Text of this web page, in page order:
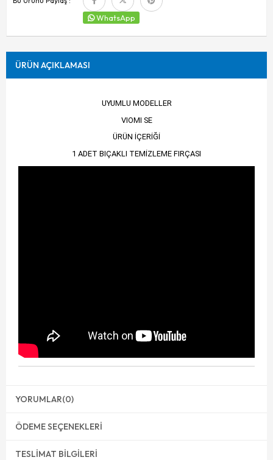
WhatsApp
ÜRÜN AÇIKLAMASI
UYUMLU MODELLER
VIOMI SE
ÜRÜN İÇERİĞİ
1 ADET BIÇAKLI TEMİZLEME FIRÇASI
YORUMLAR(0)
ÖDEME SEÇENEKLERI
TESLIMAT BILGILERI